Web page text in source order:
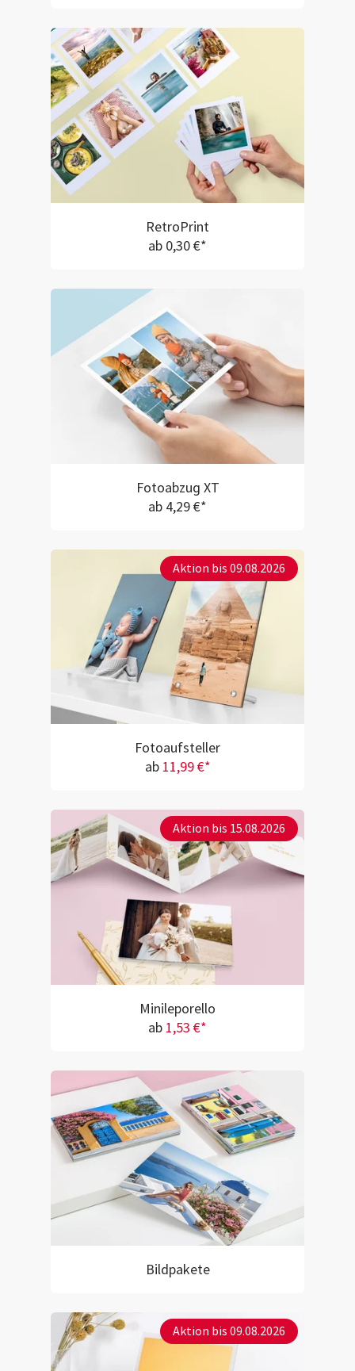
RetroPrint
ab 0,30 €*
Fotoabzug XT
ab 4,29 €*
Aktion bis 09.08.2026
Fotoaufsteller
ab 11,99 €*
Aktion bis 15.08.2026
Minileporello
ab 1,53 €*
Bildpakete
Aktion bis 09.08.2026